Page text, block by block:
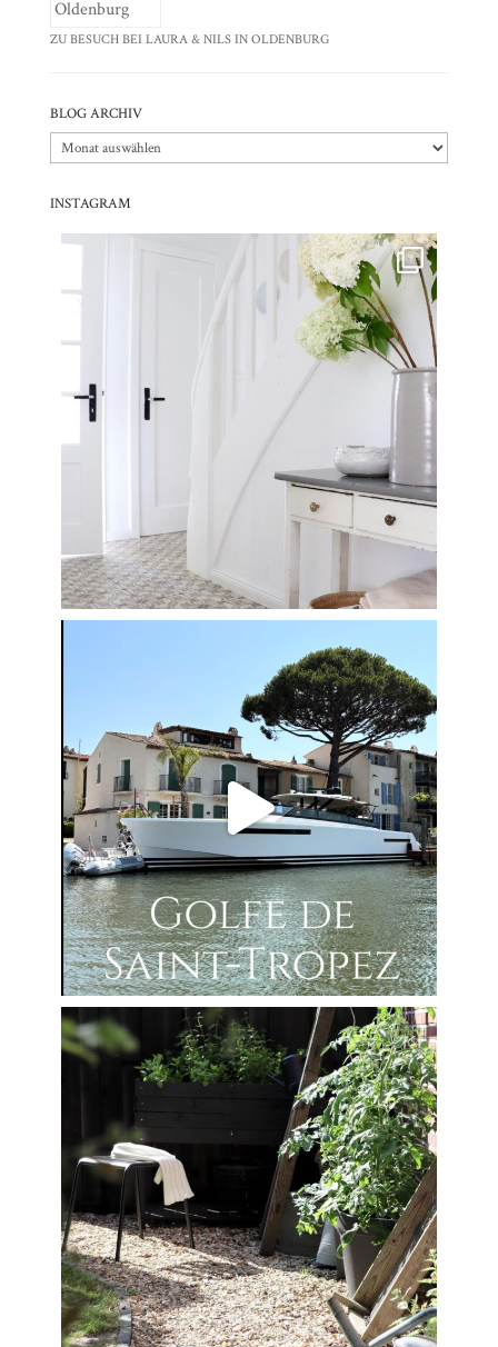
ZU BESUCH BEI LAURA & NILS IN OLDENBURG
BLOG ARCHIV
Blog
Archiv
INSTAGRAM